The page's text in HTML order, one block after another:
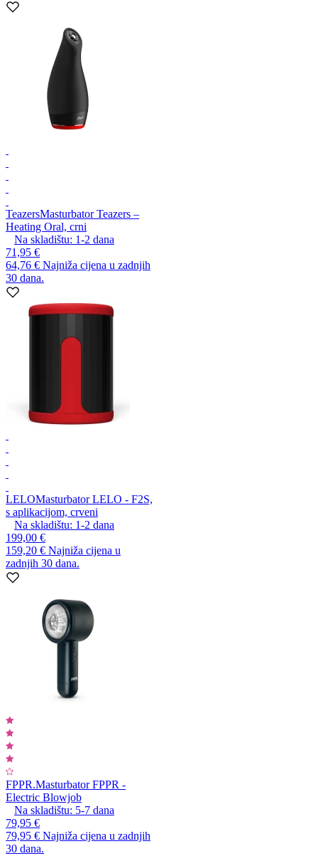
TeazersMasturbator Teazers –
Heating Oral, crni
Na skladištu: 1-2 dana
71,95 €
64,76 € Najniža cijena u zadnjih
30 dana.
LELOMasturbator LELO - F2S,
s aplikacijom, crveni
Na skladištu: 1-2 dana
199,00 €
159,20 € Najniža cijena u
zadnjih 30 dana.
FPPR.Masturbator FPPR -
Electric Blowjob
Na skladištu: 5-7 dana
79,95 €
79,95 € Najniža cijena u zadnjih
30 dana.